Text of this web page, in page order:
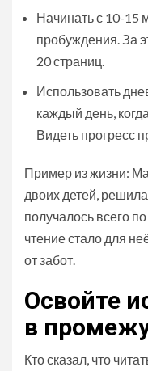
Начинать с 10-15
пробуждения. За
20 страниц.
Использовать
каждый день,
Видеть прогресс
Пример из жизни:
двоих детей,
получалось всего
чтение стало для
от забот.
Освойте
в
Кто сказал, что